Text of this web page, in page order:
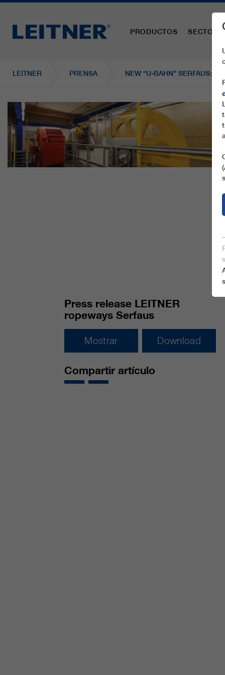
PRODUCTOS
LEITNER PRENSA NEW “U-BAHN” SERFAUS:
Press release LEITNER
ropeways Serfaus
Mostrar Download
Compartir artículo